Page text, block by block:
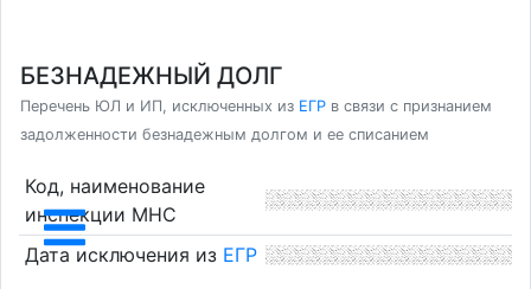
БЕЗНАДЕЖНЫЙ ДОЛГ
Перечень ЮЛ и ИП, исключенных из ЕГР в связи с признанием
задолженности безнадежным долгом и ее списанием
Код, наименование
инспекции МНС
Дата исключения из ЕГР